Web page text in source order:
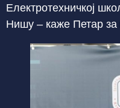
Електротехничкој
Нишу – каже Петар за